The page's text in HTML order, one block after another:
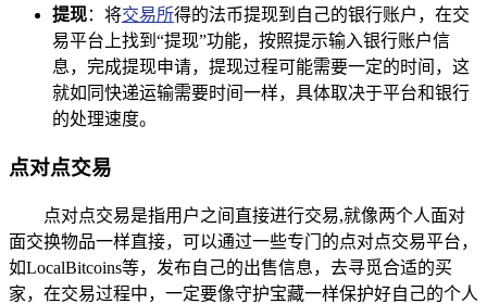
提现：将交易所得的法币提现到自己的银行账户，在交
易平台上找到“提现”功能，按照提示输入银行账户信
息，完成提现申请，提现过程可能需要一定的时间，这
就如同快递运输需要时间一样，具体取决于平台和银行
的处理速度。
点对点交易
点对点交易是指用户之间直接进行交易,就像两个人面对
面交换物品一样直接，可以通过一些专门的点对点交易平台，
如LocalBitcoins等，发布自己的出售信息，去寻觅合适的买
家，在交易过程中，一定要像守护宝藏一样保护好自己的个人